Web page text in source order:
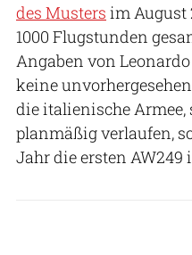
des Musters im August
1000 Flugstunden
Angaben von
keine
die italienische Armee,
planmäßig verlaufen,
Jahr die ersten